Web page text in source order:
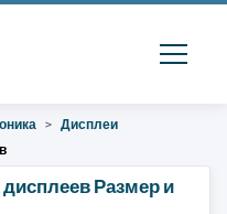
Дисплеи
Размер и